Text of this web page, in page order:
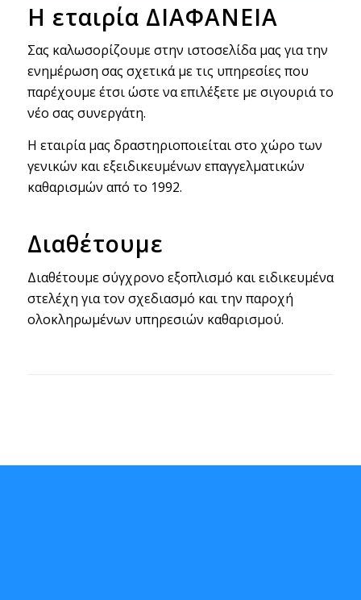
Η εταιρία ΔΙΑΦΑΝΕΙΑ
Σας καλωσορίζουμε στην ιστοσελίδα μας για την
ενημέρωση σας σχετικά με τις υπηρεσίες που
παρέχουμε έτσι ώστε να επιλέξετε με σιγουριά το
νέο σας συνεργάτη.
Η εταιρία μας δραστηριοποιείται στο χώρο των
γενικών και εξειδικευμένων επαγγελματικών
καθαρισμών από το 1992.
Διαθέτουμε
Διαθέτουμε σύγχρονο εξοπλισμό και ειδικευμένα
στελέχη για τον σχεδιασμό και την παροχή
ολοκληρωμένων υπηρεσιών καθαρισμού.